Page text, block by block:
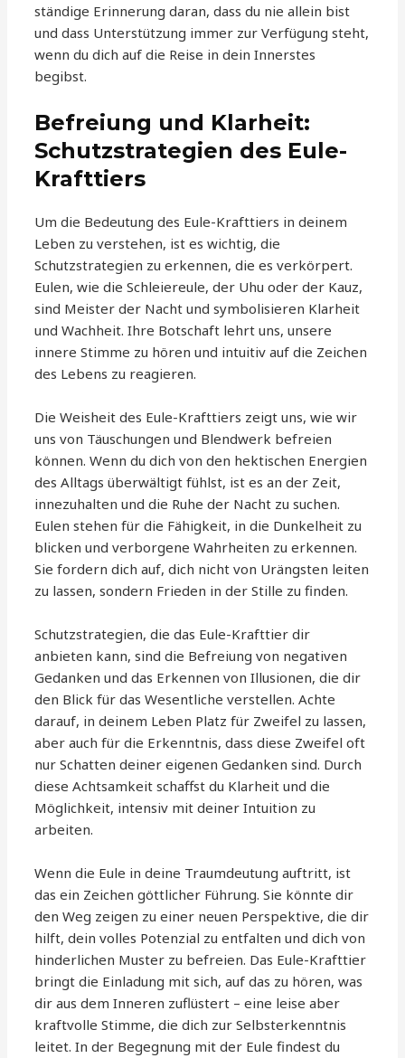
ständige Erinnerung daran, dass du nie allein bist
und dass Unterstützung immer zur Verfügung steht,
wenn du dich auf die Reise in dein Innerstes
begibst.
Befreiung und Klarheit:
Schutzstrategien des Eule-
Krafttiers
Um die Bedeutung des Eule-Krafttiers in deinem
Leben zu verstehen, ist es wichtig, die
Schutzstrategien zu erkennen, die es verkörpert.
Eulen, wie die Schleiereule, der Uhu oder der Kauz,
sind Meister der Nacht und symbolisieren Klarheit
und Wachheit. Ihre Botschaft lehrt uns, unsere
innere Stimme zu hören und intuitiv auf die Zeichen
des Lebens zu reagieren.
Die Weisheit des Eule-Krafttiers zeigt uns, wie wir
uns von Täuschungen und Blendwerk befreien
können. Wenn du dich von den hektischen Energien
des Alltags überwältigt fühlst, ist es an der Zeit,
innezuhalten und die Ruhe der Nacht zu suchen.
Eulen stehen für die Fähigkeit, in die Dunkelheit zu
blicken und verborgene Wahrheiten zu erkennen.
Sie fordern dich auf, dich nicht von Urängsten leiten
zu lassen, sondern Frieden in der Stille zu finden.
Schutzstrategien, die das Eule-Krafttier dir
anbieten kann, sind die Befreiung von negativen
Gedanken und das Erkennen von Illusionen, die dir
den Blick für das Wesentliche verstellen. Achte
darauf, in deinem Leben Platz für Zweifel zu lassen,
aber auch für die Erkenntnis, dass diese Zweifel oft
nur Schatten deiner eigenen Gedanken sind. Durch
diese Achtsamkeit schaffst du Klarheit und die
Möglichkeit, intensiv mit deiner Intuition zu
arbeiten.
Wenn die Eule in deine Traumdeutung auftritt, ist
das ein Zeichen göttlicher Führung. Sie könnte dir
den Weg zeigen zu einer neuen Perspektive, die dir
hilft, dein volles Potenzial zu entfalten und dich von
hinderlichen Muster zu befreien. Das Eule-Krafttier
bringt die Einladung mit sich, auf das zu hören, was
dir aus dem Inneren zuflüstert – eine leise aber
kraftvolle Stimme, die dich zur Selbsterkenntnis
leitet. In der Begegnung mit der Eule findest du